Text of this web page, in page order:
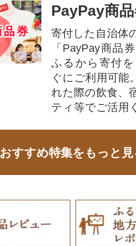
PayPay商
寄付した自治体
「PayPay商品
ふるから寄付
ぐにご利用可能
れた際の飲食、
ティ等でご活用
おすすめ特集をもっと